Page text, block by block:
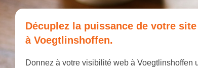
Décuplez la puissance de votre
à Voegtlinshoffen.
Donnez à votre visibilité web à Voegtlinshoffen